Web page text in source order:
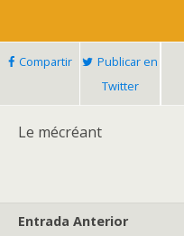
Compartir
Publicar en
Twitter
Le mécréant
Entrada Anterior